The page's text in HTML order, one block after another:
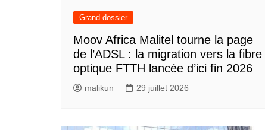
Grand dossier
Moov Africa Malitel tourne la page
de l’ADSL : la migration vers la fibre
optique FTTH lancée d’ici fin 2026
malikun 29 juillet 2026